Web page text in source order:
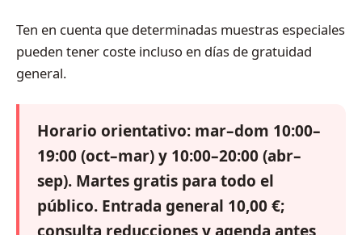
Ten en cuenta que determinadas muestras especiales
pueden tener coste incluso en días de gratuidad
general.
Horario orientativo: mar–dom 10:00–
19:00 (oct–mar) y 10:00–20:00 (abr–
sep). Martes gratis para todo el
público. Entrada general 10,00 €;